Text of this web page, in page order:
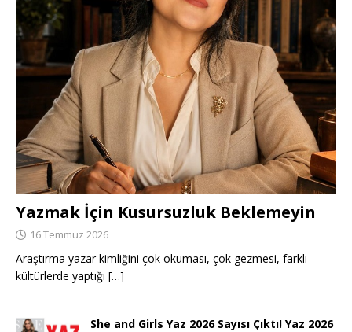
Yazmak İçin Kusursuzluk Beklemeyin
16 Temmuz 2026
Araştırma yazar kimliğini çok okuması, çok gezmesi, farklı
kültürlerde yaptığı […]
She and Girls Yaz 2026 Sayısı Çıktı! Yaz 2026